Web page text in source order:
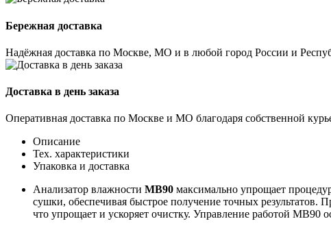
Бережная доставка
Надёжная доставка по Москве, МО и в любой город России и
Доставка в день заказа
Оперативная доставка по Москве и МО благодаря собственной
Описание
Тех. характеристики
Упаковка и доставка
Анализатор влажности MB90 максимально упрощает
сушки, обеспечивая быстрое получение точных результатов.
что упрощает и ускоряет очистку. Управление работой